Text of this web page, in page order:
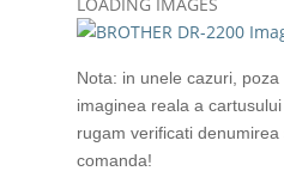
Nota: in unele cazuri,
imaginea reala a
rugam verificati
comanda!